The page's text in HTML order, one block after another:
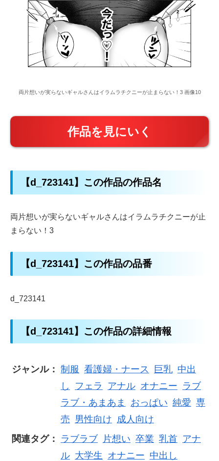
両片想いが実らないギャルさんはイラムラチクニーが止まらない！3 画像10
作品を見にいく
【d_723141】この作品の作品名
両片想いが実らないギャルさんはイラムラチクニーが止
まらない！3
【d_723141】この作品の品番
d_723141
【d_723141】この作品の詳細情報
ジャンル： 制服 看護婦・ナース 巨乳 中出
し
フェラ アナル オナニー
ラブ
ラブ・あまあま
おっぱい 純愛 専
売 男性向け
成人向け
関連タグ：
ラブラブ 片想い 卒業 乳首 アナ
ル 大学生 オナニー 中出し